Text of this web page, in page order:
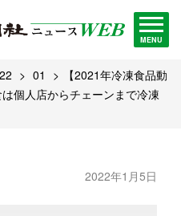
MENU
01
【2021年冷凍食品動
個人店からチェーンまで冷凍
2022年1月5日